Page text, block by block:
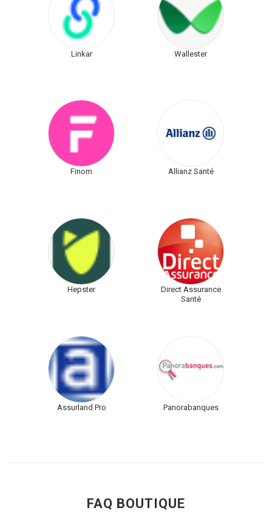
Linkar Wallester
Finom Allianz Santé
Hepster
Direct Assurance
Santé
Assurland Pro Panorabanques
FAQ BOUTIQUE